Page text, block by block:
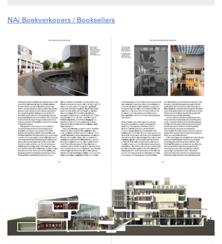
NAi Boekverkopers / Booksellers